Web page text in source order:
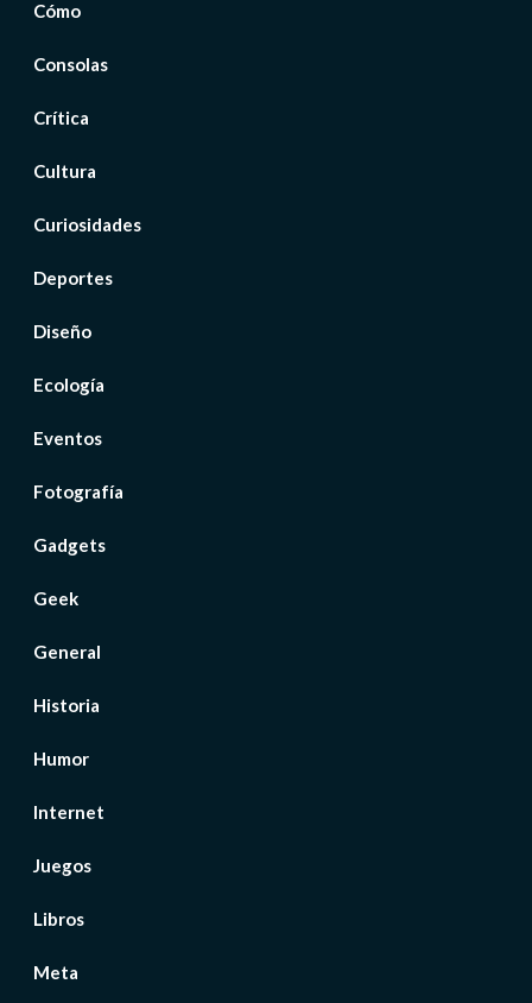
Cómo
Consolas
Crítica
Cultura
Curiosidades
Deportes
Diseño
Ecología
Eventos
Fotografía
Gadgets
Geek
General
Historia
Humor
Internet
Juegos
Libros
Meta